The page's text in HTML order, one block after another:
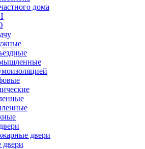
дома
двери
двери